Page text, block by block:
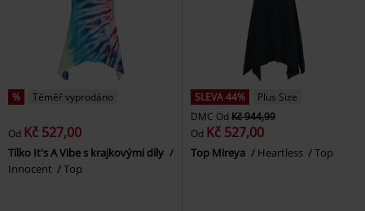
% Téměř vyprodáno
Od Kč 527,00
Tílko It's A Vibe s krajkovými díly
Innocent
Top
SLEVA 44%
Plus Size
DMC Od Kč 944,99
Od Kč 527,00
Top Mireya Heartless Top